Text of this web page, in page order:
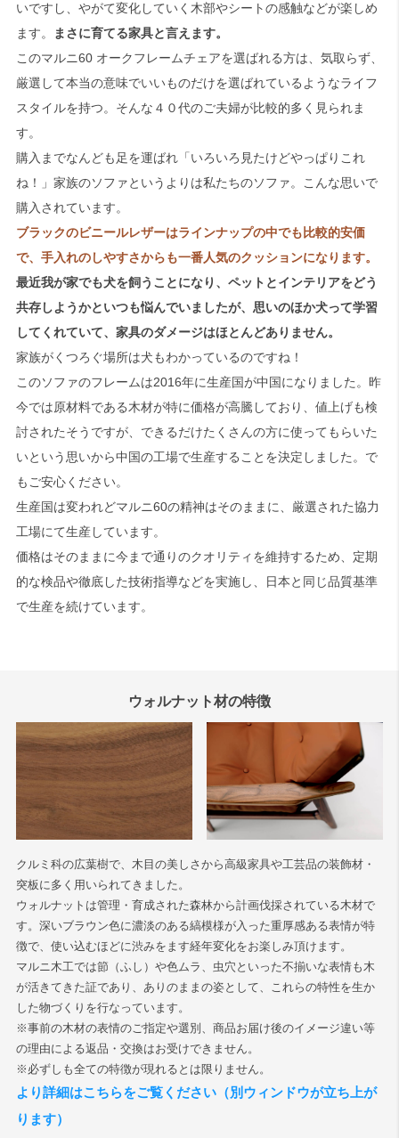
いですし、やがて変化していく木部やシートの感触などが楽しめ
ます。
まさに育てる家具と言えます。
このマルニ60 オークフレームチェアを選ばれる方は、気取らず、
厳選して本当の意味でいいものだけを選ばれているようなライフ
スタイルを持つ。そんな４０代のご夫婦が比較的多く見られま
す。
購入までなんども足を運ばれ「いろいろ見たけどやっぱりこれ
ね！」家族のソファというよりは私たちのソファ。こんな思いで
購入されています。
ブラックのビニールレザーはラインナップの中でも比較的安価
で、手入れのしやすさからも一番人気のクッションになります。
最近我が家でも犬を飼うことになり、ペットとインテリアをどう
共存しようかといつも悩んでいましたが、思いのほか犬って学習
してくれていて、家具のダメージはほとんどありません。
家族がくつろぐ場所は犬もわかっているのですね！
このソファのフレームは2016年に生産国が中国になりました。昨
今では原材料である木材が特に価格が高騰しており、値上げも検
討されたそうですが、できるだけたくさんの方に使ってもらいた
いという思いから中国の工場で生産することを決定しました。で
もご安心ください。
生産国は変われどマルニ60の精神はそのままに、厳選された協力
工場にて生産しています。
価格はそのままに今まで通りのクオリティを維持するため、定期
的な検品や徹底した技術指導などを実施し、日本と同じ品質基準
で生産を続けています。
ウォルナット材の特徴
クルミ科の広葉樹で、木目の美しさから高級家具や工芸品の装飾材・
突板に多く用いられてきました。
ウォルナットは管理・育成された森林から計画伐採されている木材で
す。深いブラウン色に濃淡のある縞模様が入った重厚感ある表情が特
徴で、使い込むほどに渋みをます経年変化をお楽しみ頂けます。
マルニ木工では節（ふし）や色ムラ、虫穴といった不揃いな表情も木
が活きてきた証であり、ありのままの姿として、これらの特性を生か
した物づくりを行なっています。
※事前の木材の表情のご指定や選別、商品お届け後のイメージ違い等
の理由による返品・交換はお受けできません。
※必ずしも全ての特徴が現れるとは限りません。
より詳細はこちらをご覧ください（別ウィンドウが立ち上が
ります）